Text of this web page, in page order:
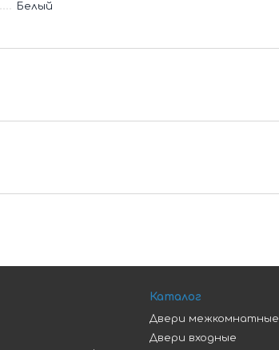
Белый
Каталог
Двери межкомнатные
Двери входные